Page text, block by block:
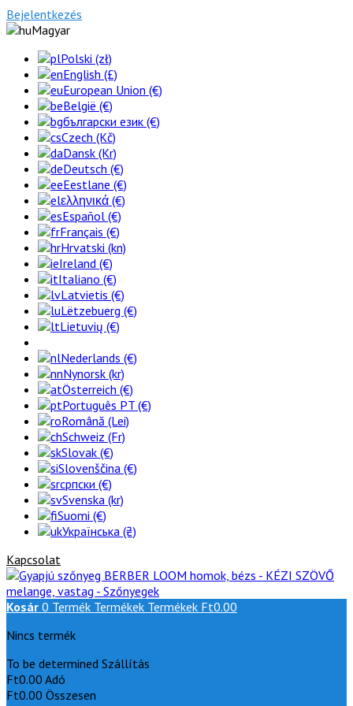
Bejelentkezés
Magyar
Polski (zł)
English (£)
European Union (€)
België (€)
български език (€)
Czech (Kč)
Dansk (Kr)
Deutsch (€)
Eestlane (€)
ελληνικά (€)
Español (€)
Français (€)
Hrvatski (kn)
Ireland (€)
Italiano (€)
Latvietis (€)
Lëtzebuerg (€)
Lietuvių (€)
Nederlands (€)
Nynorsk (kr)
Österreich (€)
Português PT (€)
Română (Lei)
Schweiz (Fr)
Slovak (€)
Slovenščina (€)
српски (€)
Svenska (kr)
Suomi (€)
Українська (₴)
Kapcsolat
Kosár 0 Termék Termékek Termékek Ft0.00
Nincs termék
To be determined Szállítás
Ft0.00 Adó
Ft0.00 Összesen